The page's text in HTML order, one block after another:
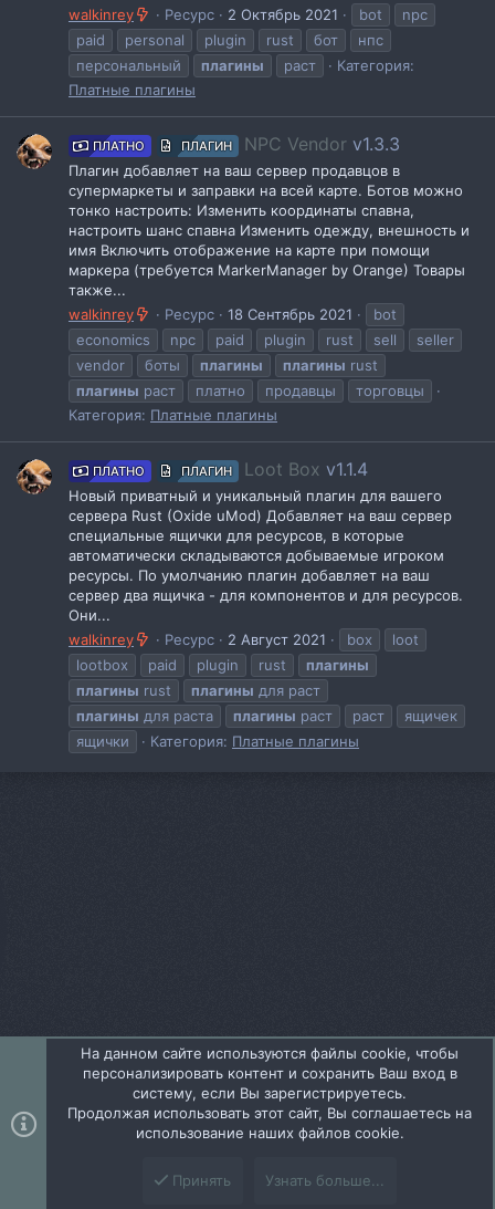
walkinrey
Ресурс 2 Октябрь 2021 bot
npc
paid
personal plugin rust бот
нпс
персональный
плагины раст
Категория:
Платные плагины
ПЛАТНО ПЛАГИН NPC Vendor v1.3.3
Плагин добавляет на ваш сервер продавцов в
супермаркеты и заправки на всей карте. Ботов можно
тонко настроить: Изменить координаты спавна,
настроить шанс спавна Изменить одежду, внешность и
имя Включить отображение на карте при помощи
маркера (требуется MarkerManager by Orange) Товары
также...
walkinrey
Ресурс 18 Сентябрь 2021
bot
economics
npc paid plugin rust sell
seller
vendor
боты плагины плагины rust
плагины раст платно продавцы
торговцы
Категория: Платные плагины
ПЛАТНО ПЛАГИН Loot Box v1.1.4
Новый приватный и уникальный плагин для вашего
сервера Rust (Oxide uMod) Добавляет на ваш сервер
специальные ящички для ресурсов, в которые
автоматически складываются добываемые игроком
ресурсы. По умолчанию плагин добавляет на ваш
сервер два ящичка - для компонентов и для ресурсов.
Они...
walkinrey
Ресурс 2 Август 2021 box
loot
lootbox
paid plugin rust
плагины
плагины rust плагины для раст
плагины для раста плагины раст раст
ящичек
ящички
Категория: Платные плагины
Сверху
На данном сайте используются файлы cookie, чтобы
персонализировать контент и сохранить Ваш вход в
систему, если Вы зарегистрируетесь.
Продолжая использовать этот сайт, Вы соглашаетесь на
использование наших файлов cookie.
Принять Узнать больше...